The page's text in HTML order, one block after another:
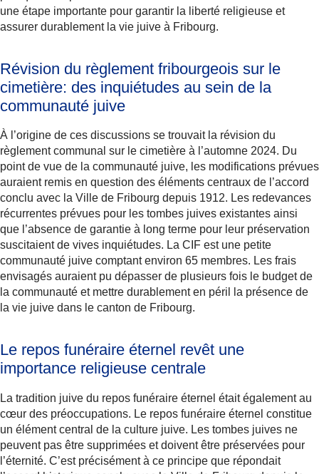
une étape importante pour garantir la liberté religieuse et
assurer durablement la vie juive à Fribourg.
Révision du règlement fribourgeois sur le
cimetière: des inquiétudes au sein de la
communauté juive
À l’origine de ces discussions se trouvait la révision du
règlement communal sur le cimetière à l’automne 2024. Du
point de vue de la communauté juive, les modifications prévues
auraient remis en question des éléments centraux de l’accord
conclu avec la Ville de Fribourg depuis 1912. Les redevances
récurrentes prévues pour les tombes juives existantes ainsi
que l’absence de garantie à long terme pour leur préservation
suscitaient de vives inquiétudes. La CIF est une petite
communauté juive comptant environ 65 membres. Les frais
envisagés auraient pu dépasser de plusieurs fois le budget de
la communauté et mettre durablement en péril la présence de
la vie juive dans le canton de Fribourg.
Le repos funéraire éternel revêt une
importance religieuse centrale
La tradition juive du repos funéraire éternel était également au
cœur des préoccupations. Le repos funéraire éternel constitue
un élément central de la culture juive. Les tombes juives ne
peuvent pas être supprimées et doivent être préservées pour
l’éternité. C’est précisément à ce principe que répondait